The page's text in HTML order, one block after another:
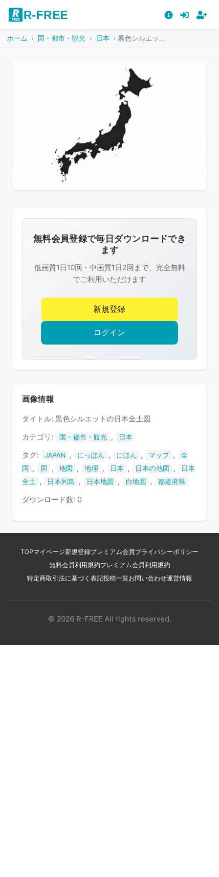
R-FREE
ホーム 国・都市・観光 日本 黒色シルエットの日本全土図
像
は
R-
FREE
作
権
護
い
無料会員登録で毎日ダウンロードでき
ます
低画質1日10回・中画質1日2回まで、完全無料
でご利用いただけます
新規登録
ログイン
画像情報
タイトル: 黒色シルエットの日本全土図
カテゴリ:
国・都市・観光 , 日本
タグ: JAPAN , にっぽん , にほん , マップ ,
全
国
, 国 , 地図 , 地理 , 日本 , 日本の地図 ,
日本
全土 , 日本列島 , 日本地図 , 白地図 , 都道府県
ダウンロード数: 0
TOPマイページ新規登録プレミアム会員 プライバシーポリシー
無料会員利用規約プレミアム会員利用規約
特定商取引法に基づく表記投稿一覧お問い合わせ運営情報
© 2026 R-FREE All rights reserved.